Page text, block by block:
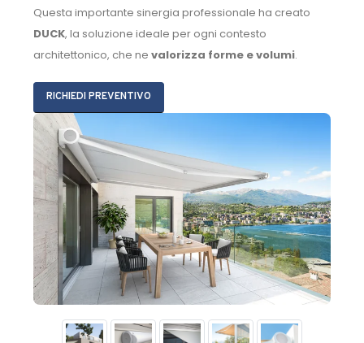
Questa importante sinergia professionale ha creato
DUCK, la soluzione ideale per ogni contesto
architettonico, che ne valorizza forme e volumi.
RICHIEDI PREVENTIVO